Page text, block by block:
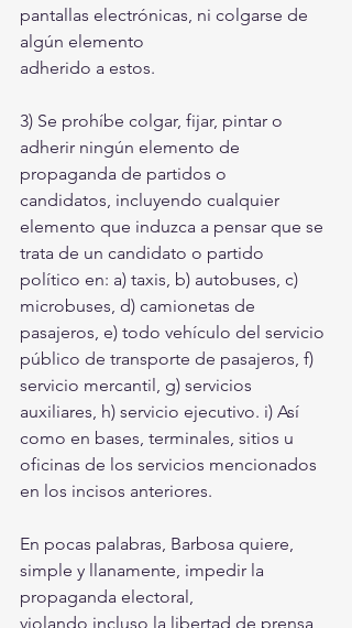
pantallas electrónicas, ni colgarse de
algún elemento
adherido a estos.
3) Se prohíbe colgar, fijar, pintar o
adherir ningún elemento de
propaganda de partidos o
candidatos, incluyendo cualquier
elemento que induzca a pensar que se
trata de un candidato o partido
político en: a) taxis, b) autobuses, c)
microbuses, d) camionetas de
pasajeros, e) todo vehículo del servicio
público de transporte de pasajeros, f)
servicio mercantil, g) servicios
auxiliares, h) servicio ejecutivo. i) Así
como en bases, terminales, sitios u
oficinas de los servicios mencionados
en los incisos anteriores.
En pocas palabras, Barbosa quiere,
simple y llanamente, impedir la
propaganda electoral,
violando incluso la libertad de prensa,